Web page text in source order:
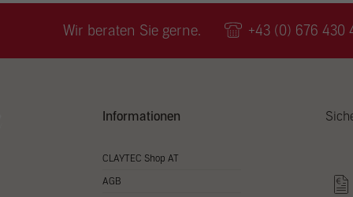
Wir beraten Sie gerne. +43 (0) 676 430
Informationen
CLAYTEC Shop AT
AGB
zu